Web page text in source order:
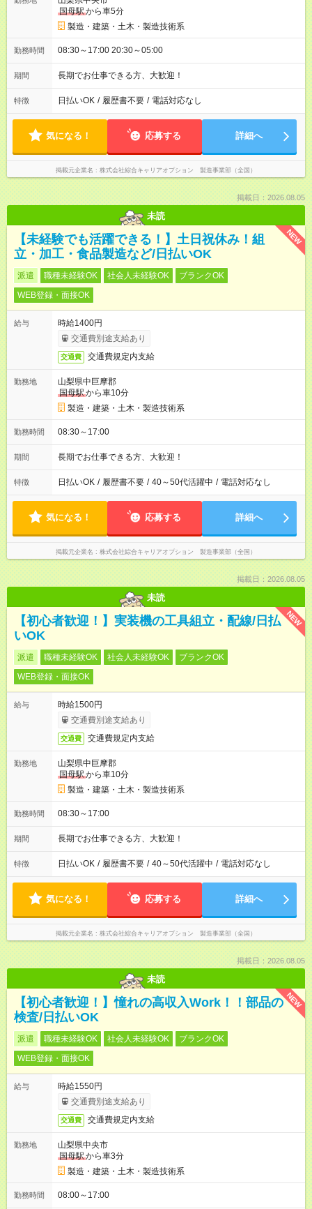
国母駅から車5分
製造・建築・土木・製造技術系
勤務時間 08:30～17:00 20:30～05:00
期間 長期でお仕事できる方、大歓迎！
特徴 日払いOK / 履歴書不要 / 電話対応なし
気になる！ 応募する 詳細へ
掲載元企業名 株式会社綜合キャリアオプション 製造事業部（全国）
掲載日：2026.08.05
未読
NEW
【未経験でも活躍できる！】土日祝休み！組
立・加工・食品製造など/日払いOK
派遣 職種未経験OK 社会人未経験OK
ブランクOK
WEB登録・面接OK
給与
時給1400円
交通費別途支給あり
交通費 交通費規定内支給
勤務地
山梨県中巨摩郡
国母駅から車10分
製造・建築・土木・製造技術系
勤務時間 08:30～17:00
期間 長期でお仕事できる方、大歓迎！
特徴 日払いOK / 履歴書不要 / 40～50代活躍中 / 電話対応なし
気になる！ 応募する 詳細へ
掲載元企業名 株式会社綜合キャリアオプション 製造事業部（全国）
掲載日：2026.08.05
未読
NEW
【初心者歓迎！】実装機の工具組立・配線/日払
いOK
派遣 職種未経験OK 社会人未経験OK
ブランクOK
WEB登録・面接OK
給与
時給1500円
交通費別途支給あり
交通費 交通費規定内支給
勤務地
山梨県中巨摩郡
国母駅から車10分
製造・建築・土木・製造技術系
勤務時間 08:30～17:00
期間 長期でお仕事できる方、大歓迎！
特徴 日払いOK / 履歴書不要 / 40～50代活躍中 / 電話対応なし
気になる！ 応募する 詳細へ
掲載元企業名 株式会社綜合キャリアオプション 製造事業部（全国）
掲載日：2026.08.05
未読
NEW
【初心者歓迎！】憧れの高収入Work！！部品の
検査/日払いOK
派遣 職種未経験OK 社会人未経験OK
ブランクOK
WEB登録・面接OK
給与
時給1550円
交通費別途支給あり
交通費 交通費規定内支給
勤務地
山梨県中央市
国母駅から車3分
製造・建築・土木・製造技術系
勤務時間 08:00～17:00